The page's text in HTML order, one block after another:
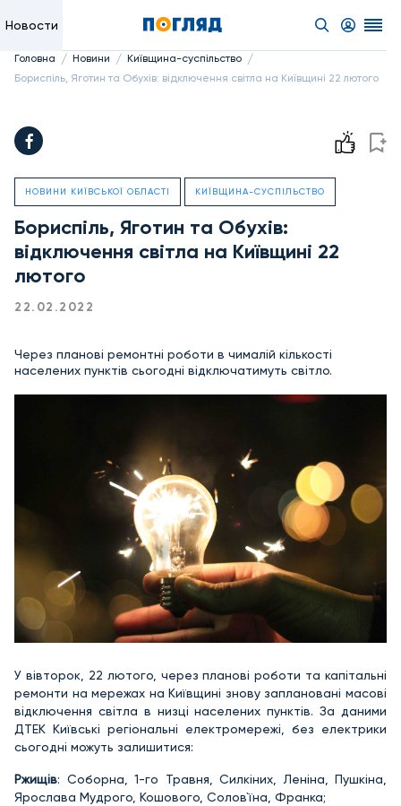
Новости
Головна / Новини / Київщина-суспільство /
Бориспіль, Яготин та Обухів: відключення світла на Київщині 22 лютого
НОВИНИ КИЇВСЬКОЇ ОБЛАСТІ КИЇВЩИНА-СУСПІЛЬСТВО
Бориспіль, Яготин та Обухів:
відключення світла на Київщині 22
лютого
22.02.2022
Через планові ремонтні роботи в чималій кількості
населених пунктів сьогодні відключатимуть світло.
У вівторок, 22 лютого, через планові роботи та капітальні
ремонти на мережах на Київщині знову заплановані масові
відключення світла в низці населених пунктів. За даними
ДТЕК Київські регіональні електромережі, без електрики
сьогодні можуть залишитися:
Ржищів: Соборна, 1-го Травня, Силкіних, Леніна, Пушкіна,
Ярослава Мудрого, Кошового, Солов`їна, Франка;